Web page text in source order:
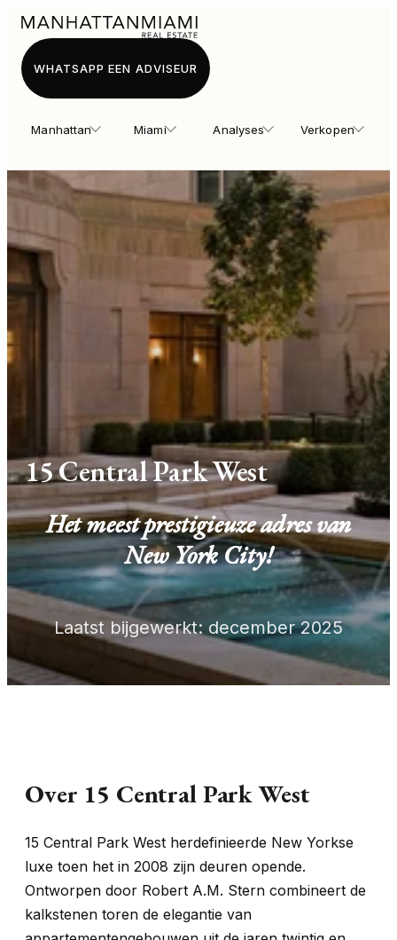
Manhattan Miami Analyses Verkopen
WHATSAPP EEN ADVISEUR
15 Central Park West
Het meest prestigieuze adres van
New York City!
Laatst bijgewerkt: december 2025
Over 15 Central Park West
15 Central Park West herdefinieerde New Yorkse
luxe toen het in 2008 zijn deuren opende.
Ontworpen door Robert A.M. Stern combineert de
kalkstenen toren de elegantie van